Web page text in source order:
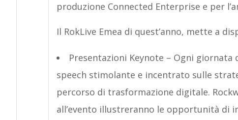
produzione Connected Enterprise e per
Il RokLive Emea di quest’anno, mette a
Presentazioni Keynote – Ogni giornata
speech stimolante e incentrato sulle
percorso di trasformazione digitale.
all’evento illustreranno le opportunità di